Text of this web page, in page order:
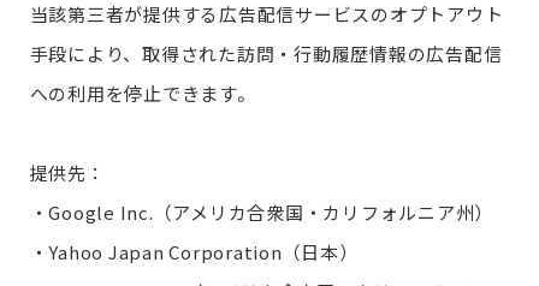
当該第三者が提供する広告配信サービスのオプトアウト
手段により、取得された訪問・行動履歴情報の広告配信
への利用を停止できます。
提供先：
・Google Inc.（アメリカ合衆国・カリフォルニア州）
・Yahoo Japan Corporation（日本）